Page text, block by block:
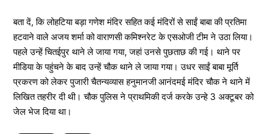
बता दें, कि लोहटिया बड़ा गणेश मंदिर सहित कई मंदिरों से साईं बाबा की प्रतिमा
हटवाने वाले अजय शर्मा को वाराणसी कमिश्नरेट के एसओजी टीम ने उठा लिया।
पहले उन्हें चितईपुर थाने ले जाया गया, जहां उनसे पुछताछ की गई। थाने पर
मीडिया के पहुंचने के बाद उन्हें चौक थाने ले जाया गया। उधर साईं बाबा मूर्ति
प्रकरण को लेकर पुजारी चैतन्यव्यास हनुमानजी आनंदमई मंदिर चौक ने थाने में
लिखित तहरीर दी थी। चौक पुलिस ने प्राथमिकी दर्ज करके उन्हे 3 अक्टूबर को
जेल भेज दिया था।